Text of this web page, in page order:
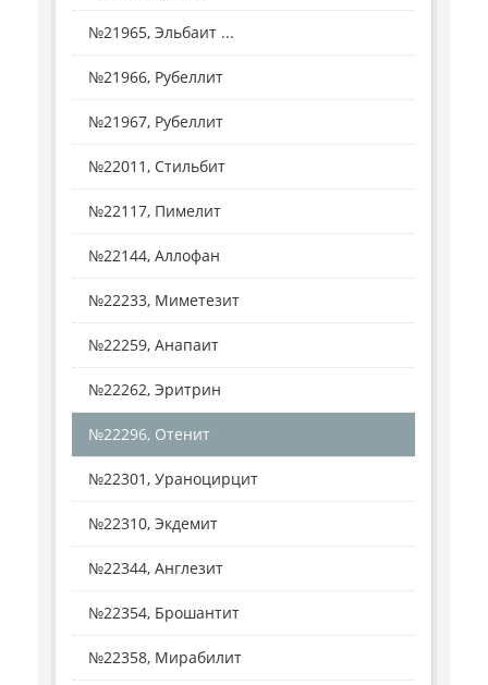
№21965, Эльбаит ...
№21966, Рубеллит
№21967, Рубеллит
№22011, Стильбит
№22117, Пимелит
№22144, Аллофан
№22233, Миметезит
№22259, Анапаит
№22262, Эритрин
№22296, Отенит
№22301, Ураноцирцит
№22310, Экдемит
№22344, Англезит
№22354, Брошантит
№22358, Мирабилит